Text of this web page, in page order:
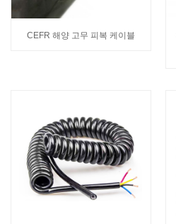
CEFR 해양 고무 피복 케이블